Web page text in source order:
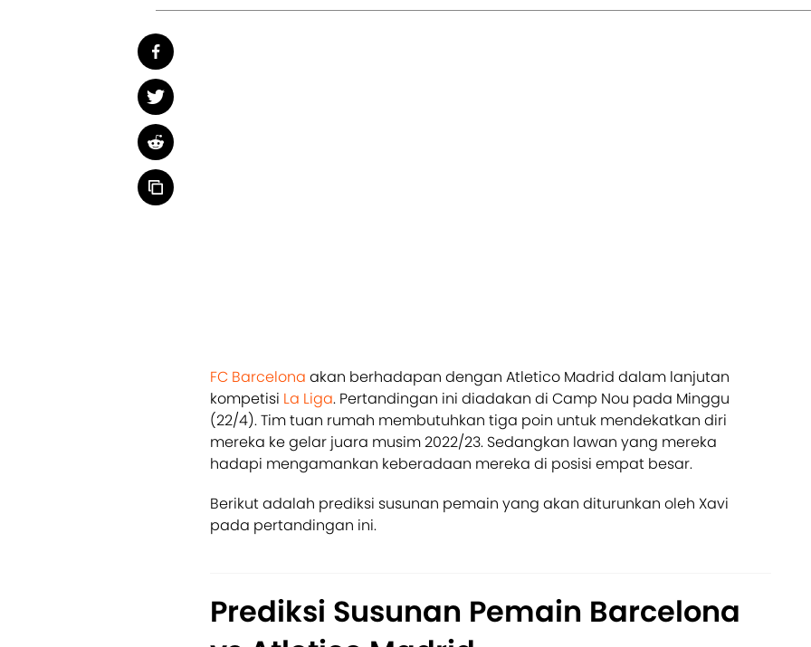
FC Barcelona akan berhadapan dengan Atletico Madrid dalam lanjutan
kompetisi La Liga. Pertandingan ini diadakan di Camp Nou pada Minggu
(22/4). Tim tuan rumah membutuhkan tiga poin untuk mendekatkan diri
mereka ke gelar juara musim 2022/23. Sedangkan lawan yang mereka
hadapi mengamankan keberadaan mereka di posisi empat besar.
Berikut adalah prediksi susunan pemain yang akan diturunkan oleh Xavi
pada pertandingan ini.
Prediksi Susunan Pemain Barcelona